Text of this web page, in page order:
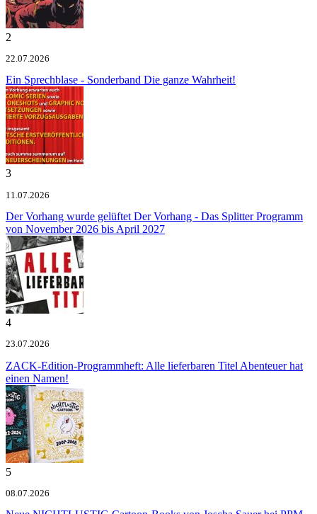
2
22.07.2026
Ein Sprechblase - Sonderband Die ganze Wahrheit!
3
11.07.2026
Der Vorhang wurde gelüftet Der Vorhang - Das Splitter Programm
von November 2026 bis April 2027
4
23.07.2026
ZACK-Edition-Programmheft: Alle lieferbaren Titel Abenteuer hat
einen Namen!
5
08.07.2026